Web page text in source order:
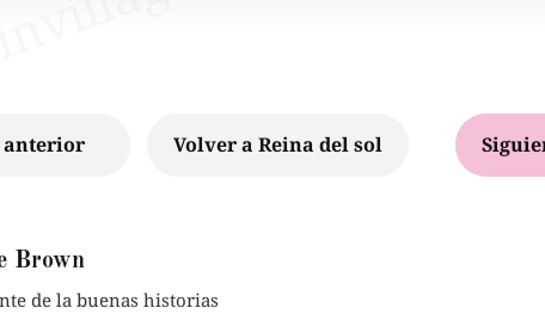
Volver a Reina del sol
Brown
de la buenas historias